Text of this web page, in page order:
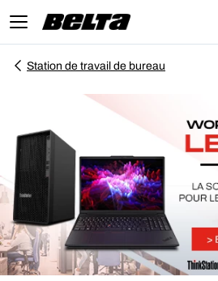
Station de travail de bureau